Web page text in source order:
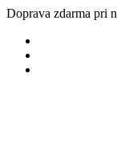
Doprava zdarma pri